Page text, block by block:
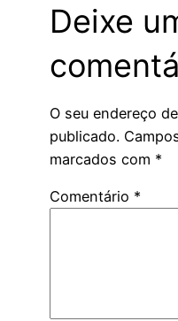
Deixe
O seu endereço
publicado.
marcados com *
Comentário *